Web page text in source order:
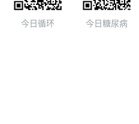
今日循环 今日糖尿病